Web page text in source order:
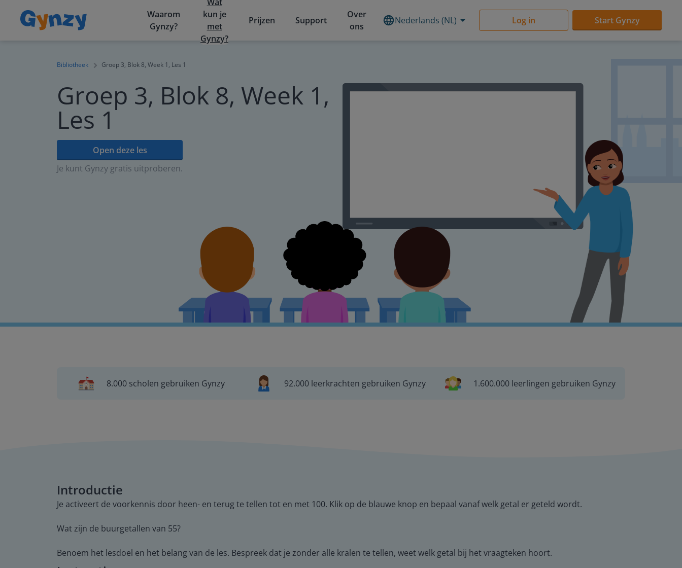
Waarom
Gynzy?
kun je
met
Gynzy?
Prijzen Support
Over
ons
Nederlands (NL) Log in Start Gynzy
Bibliotheek Groep 3, Blok 8, Week 1, Les 1
Groep 3, Blok 8, Week 1,
Les 1
Open deze les
Je kunt Gynzy gratis uitproberen.
8.000 scholen gebruiken Gynzy 92.000 leerkrachten gebruiken Gynzy 1.600.000 leerlingen gebruiken Gynzy
Introductie
Je activeert de voorkennis door heen- en terug te tellen tot en met 100. Klik op de blauwe knop en bepaal vanaf welk getal er geteld wordt.
Wat zijn de buurgetallen van 55?
Benoem het lesdoel en het belang van de les. Bespreek dat je zonder alle kralen te tellen, weet welk getal bij het vraagteken hoort.